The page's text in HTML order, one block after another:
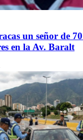
un señor de
en la Av. Baralt